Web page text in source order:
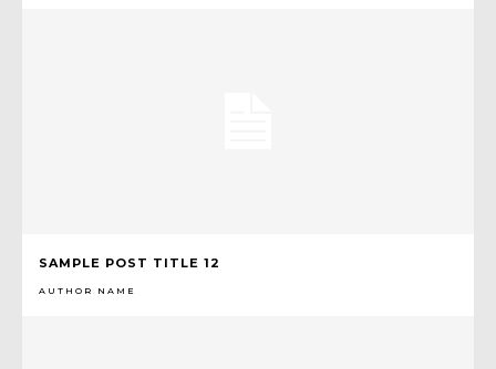
SAMPLE POST TITLE 12
AUTHOR NAME